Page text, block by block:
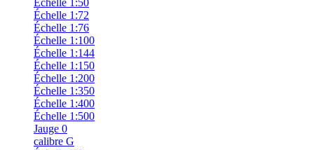
Échelle 1:50
Échelle 1:72
Échelle 1:76
Échelle 1:100
Échelle 1:144
Échelle 1:150
Échelle 1:200
Échelle 1:350
Échelle 1:400
Échelle 1:500
Jauge 0
calibre G